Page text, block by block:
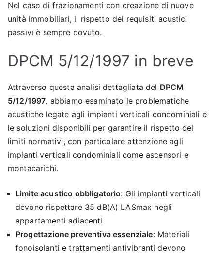
Nel caso di frazionamenti con creazione di nuove
unità immobiliari, il rispetto dei requisiti acustici
passivi è sempre dovuto.
DPCM 5/12/1997 in breve
Attraverso questa analisi dettagliata del DPCM
5/12/1997, abbiamo esaminato le problematiche
acustiche legate agli impianti verticali condominiali e
le soluzioni disponibili per garantire il rispetto dei
limiti normativi, con particolare attenzione agli
impianti verticali condominiali come ascensori e
montacarichi.
Limite acustico obbligatorio: Gli impianti verticali
devono rispettare 35 dB(A) LASmax negli
appartamenti adiacenti
Progettazione preventiva essenziale: Materiali
fonoisolanti e trattamenti antivibranti devono